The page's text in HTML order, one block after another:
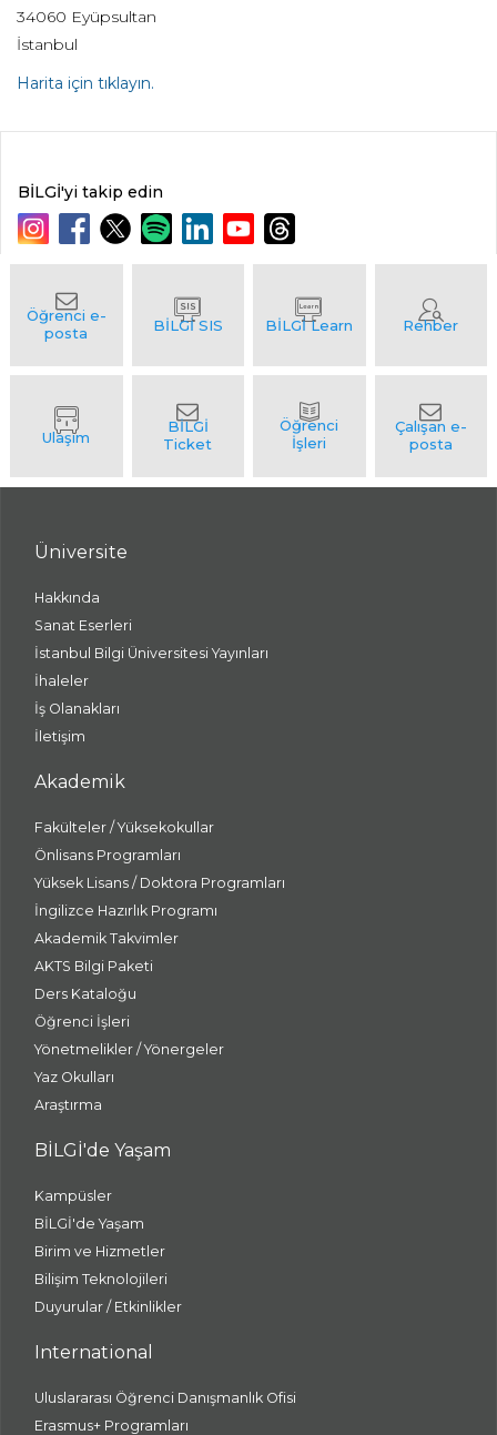
34060 Eyüpsultan
İstanbul
Harita için tıklayın.
BİLGİ'yi takip edin
Üniversite
Hakkında
Sanat Eserleri
İstanbul Bilgi Üniversitesi Yayınları
İhaleler
İş Olanakları
İletişim
Akademik
Fakülteler / Yüksekokullar
Önlisans Programları
Yüksek Lisans / Doktora Programları
İngilizce Hazırlık Programı
Akademik Takvimler
AKTS Bilgi Paketi
Ders Kataloğu
Öğrenci İşleri
Yönetmelikler / Yönergeler
Yaz Okulları
Araştırma
BİLGİ'de Yaşam
Kampüsler
BİLGİ'de Yaşam
Birim ve Hizmetler
Bilişim Teknolojileri
Duyurular / Etkinlikler
International
Uluslararası Öğrenci Danışmanlık Ofisi
Erasmus+ Programları